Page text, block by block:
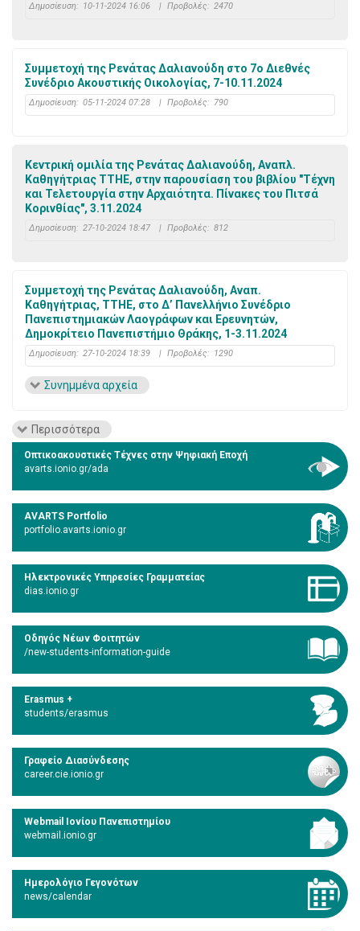
Δημοσίευση: 10-11-2024 16:06 | Προβολές: 2470
Συμμετοχή της Ρενάτας Δαλιανούδη στο 7ο Διεθνές
Συνέδριο Ακουστικής Οικολογίας, 7-10.11.2024
Δημοσίευση: 05-11-2024 07:28 | Προβολές: 790
Κεντρική ομιλία της Ρενάτας Δαλιανούδη, Αναπλ.
Καθηγήτριας ΤΤΗΕ, στην παρουσίαση του βιβλίου "Τέχνη
και Τελετουργία στην Αρχαιότητα. Πίνακες του Πιτσά
Κορινθίας", 3.11.2024
Δημοσίευση: 27-10-2024 18:47 | Προβολές: 812
Συμμετοχή της Ρενάτας Δαλιανούδη, Αναπ.
Καθηγήτριας, ΤΤΗΕ, στο Δ’ Πανελλήνιο Συνέδριο
Πανεπιστημιακών Λαογράφων και Ερευνητών,
Δημοκρίτειο Πανεπιστήμιο Θράκης, 1-3.11.2024
Δημοσίευση: 27-10-2024 18:39 | Προβολές: 1290
Συνημμένα αρχεία
Περισσότερα
Οπτικοακουστικές Τέχνες στην Ψηφιακή Εποχή
avarts.ionio.gr/ada
AVARTS Portfolio
portfolio.avarts.ionio.gr
Ηλεκτρονικές Υπηρεσίες Γραμματείας
dias.ionio.gr
Οδηγός Νέων Φοιτητών
/new-students-information-guide
Erasmus +
students/erasmus
Γραφείο Διασύνδεσης
career.cie.ionio.gr
Webmail Ιονίου Πανεπιστημίου
webmail.ionio.gr
Ημερολόγιο Γεγονότων
news/calendar